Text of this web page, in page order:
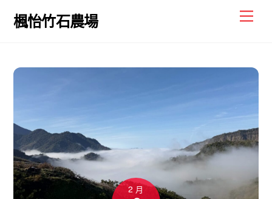
楓怡竹石農場
2 月